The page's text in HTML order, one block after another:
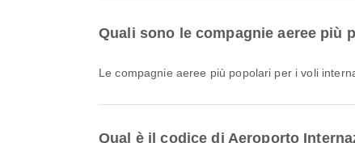
Quali sono le compagnie aeree più
Le compagnie aeree più popolari per i voli
Qual è il codice di Aeroporto